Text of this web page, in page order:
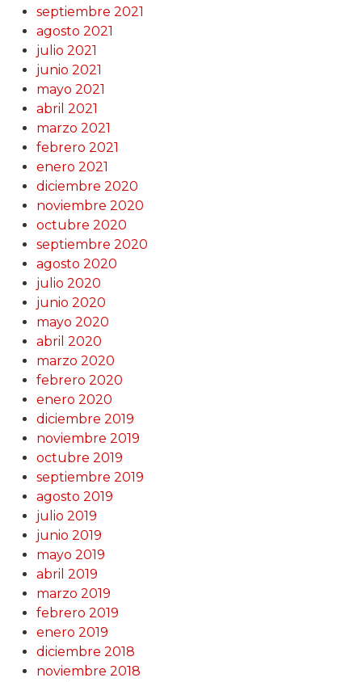
septiembre 2021
agosto 2021
julio 2021
junio 2021
mayo 2021
abril 2021
marzo 2021
febrero 2021
enero 2021
diciembre 2020
noviembre 2020
octubre 2020
septiembre 2020
agosto 2020
julio 2020
junio 2020
mayo 2020
abril 2020
marzo 2020
febrero 2020
enero 2020
diciembre 2019
noviembre 2019
octubre 2019
septiembre 2019
agosto 2019
julio 2019
junio 2019
mayo 2019
abril 2019
marzo 2019
febrero 2019
enero 2019
diciembre 2018
noviembre 2018